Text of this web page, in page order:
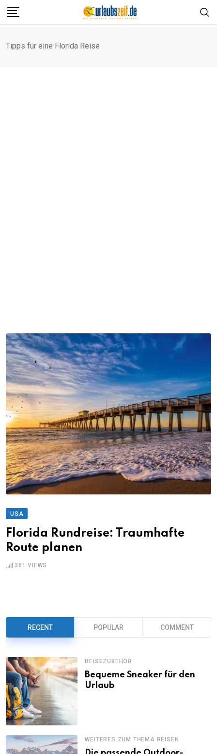
Skip
Tipps für eine Florida Reise
USA
Florida Rundreise: Traumhafte
Route planen
361 VIEWS
RECENT POPULAR COMMENT
REISEZUBEHÖR
Bequeme Sneaker für den
Urlaub
WEITERES ZUM THEMA REISEN